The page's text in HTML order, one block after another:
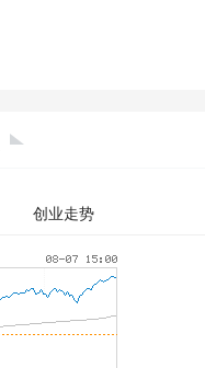
创业走势